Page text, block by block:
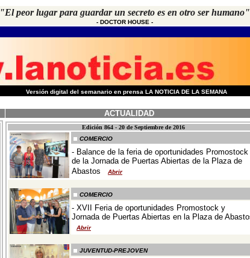
"El peor lugar para guardar un secreto es en otro ser humano"
- DOCTOR HOUSE -
Versión digital del semanario en prensa LA NOTICIA DE LA SEMANA
ACTUALIDAD